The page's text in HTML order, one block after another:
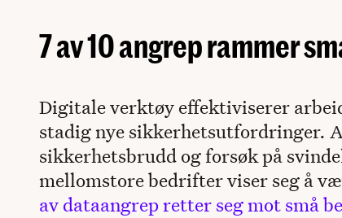
7 av 10 angrep rammer
Digitale verktøy effektiviserer
stadig nye sikkerhetsutfordringer.
sikkerhetsbrudd og forsøk på
mellomstore bedrifter viser seg å
av dataangrep retter seg mot små